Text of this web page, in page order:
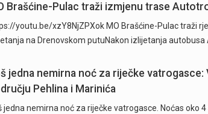
Brašćine-Pulac traži izmjenu trase
youtu.be/xzY8NjZPXok MO Brašćine-Pulac traži
na Drenovskom putuNakon izlijetanja
jedna nemirna noć za riječke
Pehlina i Marinića
jedna nemirna noć za riječke vatrogasce. Noćas oko